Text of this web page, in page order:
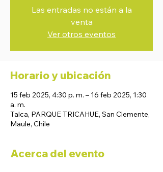
Las entradas no están a la
venta
Ver otros eventos
Horario y ubicación
15 feb 2025, 4:30 p. m. – 16 feb 2025, 1:30
a. m.
Talca, PARQUE TRICAHUE, San Clemente,
Maule, Chile
Acerca del evento